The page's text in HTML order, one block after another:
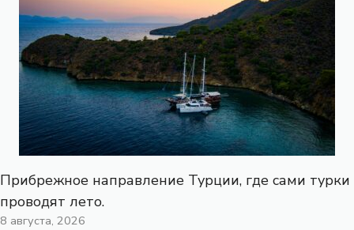
Прибрежное направление Турции, где сами турки
проводят лето.
8 августа, 2026